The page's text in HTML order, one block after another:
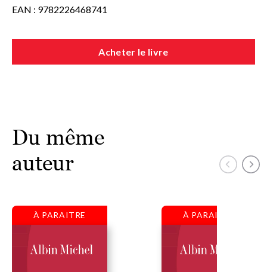
EAN : 9782226468741
Acheter le livre
Du même
auteur
À PARAITRE À PARAITRE